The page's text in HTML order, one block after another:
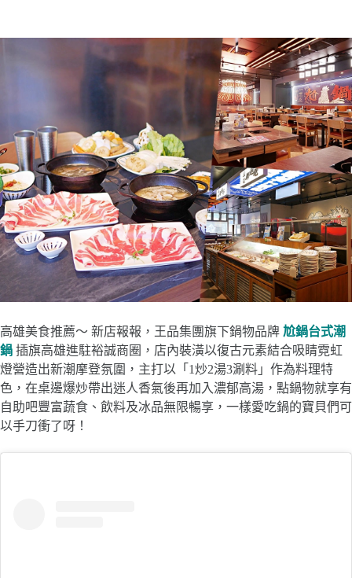
高雄美食推薦～ 新店報報，王品集團旗下鍋物品牌 尬鍋台式潮
鍋 插旗高雄進駐裕誠商圈，店內裝潢以復古元素結合吸睛霓虹
燈營造出新潮摩登氛圍，主打以「1炒2湯3涮料」作為料理特
色，在桌邊爆炒帶出迷人香氣後再加入濃郁高湯，點鍋物就享有
自助吧豐富蔬食、飲料及冰品無限暢享，一樣愛吃鍋的寶貝們可
以手刀衝了呀！